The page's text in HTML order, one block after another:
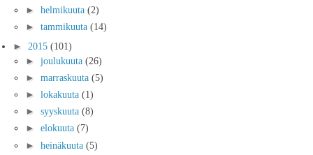
► helmikuuta (2)
► tammikuuta (14)
► 2015 (101)
► joulukuuta (26)
► marraskuuta (5)
► lokakuuta (1)
► syyskuuta (8)
► elokuuta (7)
► heinäkuuta (5)